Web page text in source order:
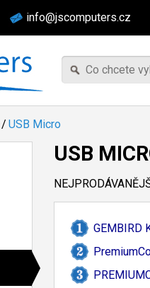
info@jscomputers.cz
/ USB Micro
USB
GEMBIRD